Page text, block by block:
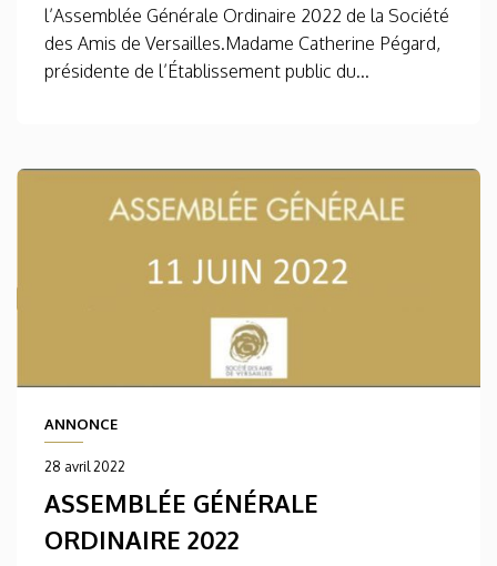
l’Assemblée Générale Ordinaire 2022 de la Société
des Amis de Versailles.Madame Catherine Pégard,
présidente de l’Établissement public du...
ANNONCE
28 avril 2022
ASSEMBLÉE GÉNÉRALE
ORDINAIRE 2022